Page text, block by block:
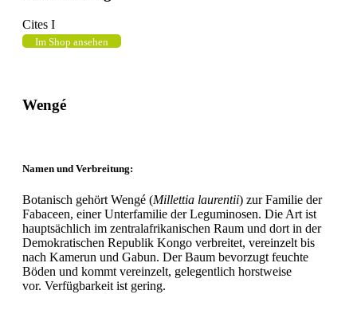
Cites I
Im Shop ansehen
Wengé
Namen und Verbreitung:
Botanisch gehört Wengé (Millettia laurentii) zur Familie der
Fabaceen, einer Unterfamilie der Leguminosen. Die Art ist
hauptsächlich im zentralafrikanischen Raum und dort in der
Demokratischen Republik Kongo verbreitet, vereinzelt bis
nach Kamerun und Gabun. Der Baum bevorzugt feuchte
Böden und kommt vereinzelt, gelegentlich horstweise
vor. Verfügbarkeit ist gering.